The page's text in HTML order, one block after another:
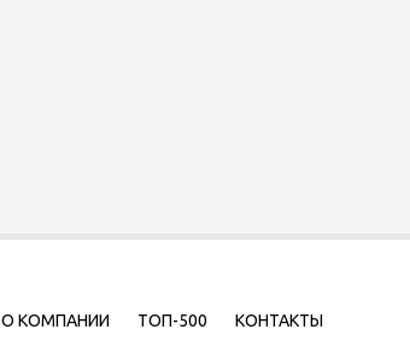
О КОМПАНИИ ТОП-500 КОНТАКТЫ